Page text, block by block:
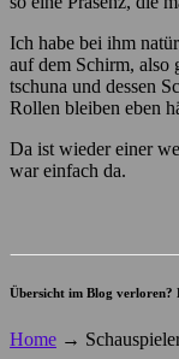
Ich habe bei ihm
auf dem Schirm, also
tschuna und dessen
Rollen bleiben eben
Da ist wieder einer
war einfach da.
Übersicht im Blog verloren?
Home →